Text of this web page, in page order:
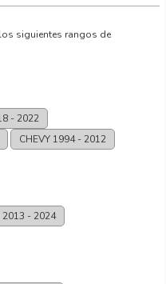
siguientes rangos de
- 2022
CHEVY 1994 - 2012
2013 - 2024